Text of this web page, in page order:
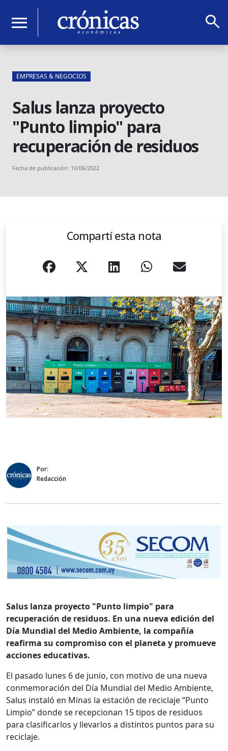
menu search
EMPRESAS & NEGOCIOS
Salus lanza proyecto
"Punto limpio" para
recuperación de residuos
Fecha de publicación: 10/06/2022
Compartí esta nota
Por:
Redacción
Salus lanza proyecto "Punto limpio" para
recuperación de residuos. En una nueva edición del
Día Mundial del Medio Ambiente, la compañía
reafirma su compromiso con el planeta y promueve
acciones educativas.
El pasado lunes 6 de junio, con motivo de una nueva
conmemoración del Día Mundial del Medio Ambiente,
Salus instaló en Minas la estación de reciclaje “Punto
Limpio” donde se recepcionan 15 tipos de residuos
para clasificarlos y llevarlos a distintos puntos para su
reciclaje.